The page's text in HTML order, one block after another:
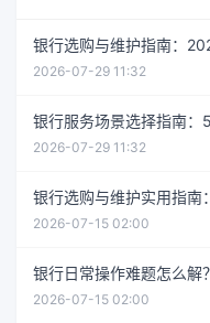
银行选购与维护指南：
2026-07-29 11:32
银行服务场景选择指南
2026-07-29 11:32
银行选购与维护实用指南
2026-07-15 02:00
银行日常操作难题怎么解
2026-07-15 02:00